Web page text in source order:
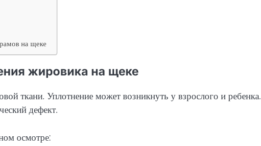
на щеке
жировика на щеке
ткани. Уплотнение может возникнуть у взрослого и ребенка.
дефект.
осмотре: